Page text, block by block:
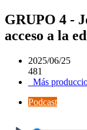
GRUPO 4 -
acceso a la
2025/06/25
481
Más
Podcast